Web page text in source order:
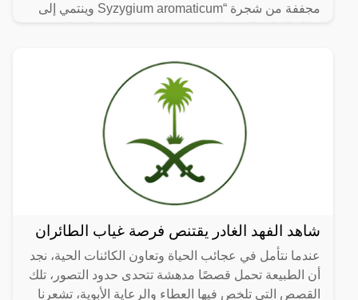
مجففة من شجرة “Syzygium aromaticum وينتمي إلى
شاهد الفهد الغادر يقتنص فرصة غياب الطائران
عندما نتأمل في عجائب الحياة وتعاون الكائنات الحية، نجد
أن الطبيعة تحمل قصصًا مدهشة تتحدى حدود التصور، تلك
القصص التي تلخص فيها العطاء والرعاية الأبوية، تشعرنا